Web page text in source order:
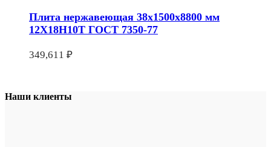
Плита нержавеющая 38х1500х8800 мм
12Х18Н10Т ГОСТ 7350-77
349,611 ₽
Наши клиенты